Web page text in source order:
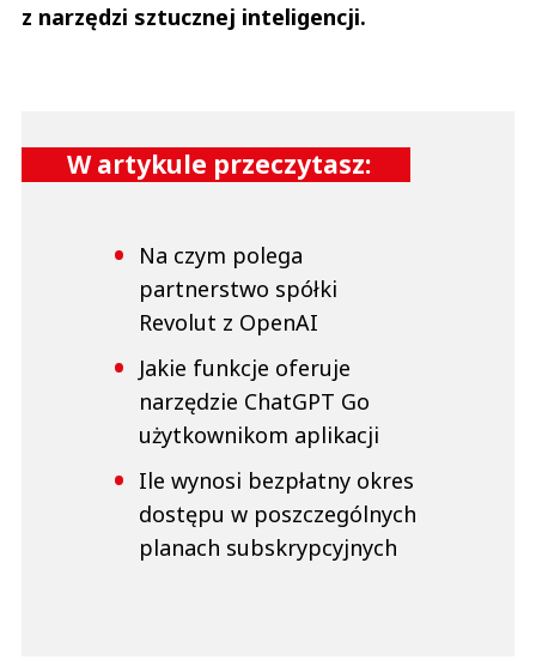
This comment was minimized by the moderator on the site
Odpowiedz
0
0
Franek
This comment was minimized by the moderator on the site
z narzędzi sztucznej inteligencji.
W artykule przeczytasz:
Na czym polega
partnerstwo spółki
Revolut z OpenAI
Jakie funkcje oferuje
narzędzie ChatGPT Go
użytkownikom aplikacji
Ile wynosi bezpłatny okres
dostępu w poszczególnych
planach subskrypcyjnych